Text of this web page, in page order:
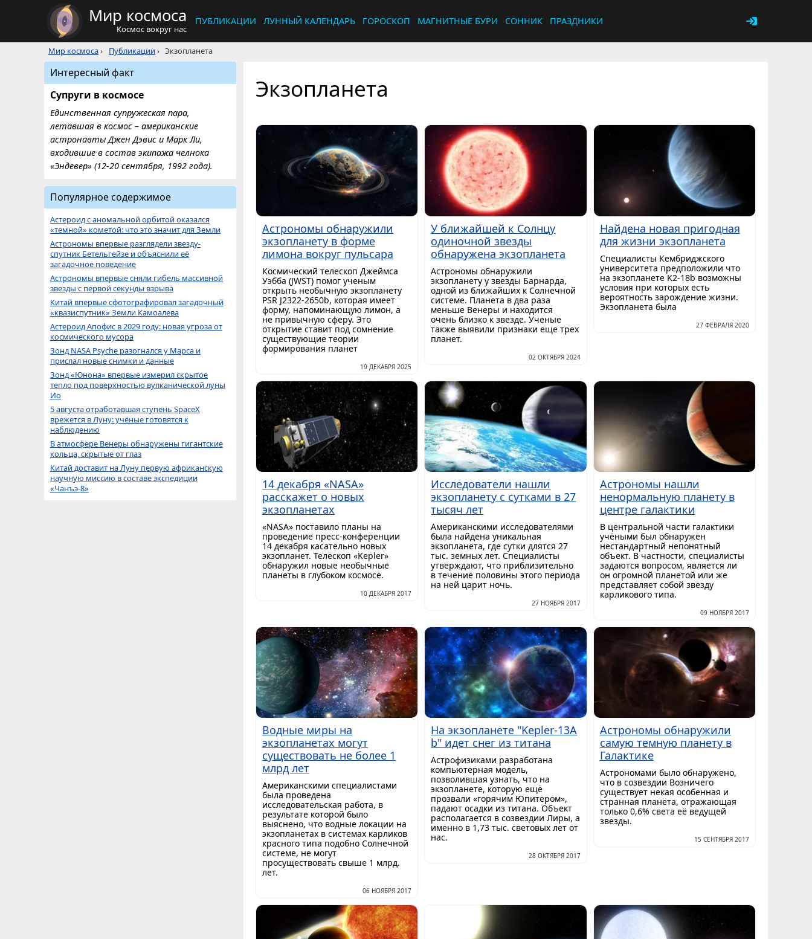
Мир космоса
Космос вокруг нас
ПУБЛИКАЦИИ ЛУННЫЙ КАЛЕНДАРЬ ГОРОСКОП МАГНИТНЫЕ БУРИ СОННИК ПРАЗДНИКИ
Мир космоса› Публикации› Экзопланета
Экзопланета
Астрономы обнаружили
экзопланету в форме
лимона вокруг пульсара
Космический телескоп Джеймса
Уэбба (JWST) помог ученым
открыть необычную экзопланету
PSR J2322-2650b, которая имеет
форму, напоминающую лимон, а
не привычную сферу. Это
открытие ставит под сомнение
существующие теории
формирования планет
19 ДЕКАБРЯ 2025
У ближайшей к Солнцу
одиночной звезды
обнаружена экзопланета
Астрономы обнаружили
экзопланету у звезды Барнарда,
одной из ближайших к Солнечной
системе. Планета в два раза
меньше Венеры и находится
очень близко к звезде. Ученые
также выявили признаки еще трех
планет.
02 ОКТЯБРЯ 2024
Найдена новая пригодная
для жизни экзопланета
Специалисты Кембриджского
университета предположили что
на экзопланете K2-18b возможны
условия при которых есть
вероятность зарождение жизни.
Экзопланета была
27 ФЕВРАЛЯ 2020
14 декабря «NASA»
расскажет о новых
экзопланетах
«NASA» поставило планы на
проведение пресс-конференции
14 декабря касательно новых
экзопланет. Телескоп «Kepler»
обнаружил новые необычные
планеты в глубоком космосе.
10 ДЕКАБРЯ 2017
Исследователи нашли
экзопланету с сутками в 27
тысяч лет
Американскими исследователями
была найдена уникальная
экзопланета, где сутки длятся 27
тыс. земных лет. Специалисты
утверждают, что приблизительно
в течение половины этого периода
на ней царит ночь.
27 НОЯБРЯ 2017
Астрономы нашли
ненормальную планету в
центре галактики
В центральной части галактики
учёными был обнаружен
нестандартный непонятный
объект. В частности, специалисты
задаются вопросом, является ли
он огромной планетой или же
представляет собой звезду
карликового типа.
09 НОЯБРЯ 2017
Водные миры на
экзопланетах могут
существовать не более 1
млрд лет
Американскими специалистами
была проведена
исследовательская работа, в
результате которой было
выяснено, что водные локации на
экзопланетах в системах карликов
красного типа подобно Солнечной
системе, не могут
просуществовать свыше 1 млрд.
лет.
06 НОЯБРЯ 2017
На экзопланете "Kepler-13A
b" идет снег из титана
Астрофизиками разработана
компьютерная модель,
позволившая узнать, что на
экзопланете, которую ещё
прозвали «горячим Юпитером»,
падают осадки из титана. Объект
располагается в созвездии Лиры, а
именно в 1,73 тыс. световых лет от
нас.
28 ОКТЯБРЯ 2017
Астрономы обнаружили
самую темную планету в
Галактике
Астрономами было обнаружено,
что в созвездии Возничего
существует некая особенная и
странная планета, отражающая
только 0,6% света её ведущей
звезды.
15 СЕНТЯБРЯ 2017
Интересный факт
Супруги в космосе
Единственная супружеская пара,
летавшая в космос – американские
астронавты Джен Дэвис и Марк Ли,
входившие в состав экипажа челнока
«Эндевер» (12-20 сентября, 1992 года).
Популярное содержимое
Астероид с аномальной орбитой оказался
«темной» кометой: что это значит для Земли
Астрономы впервые разглядели звезду-
спутник Бетельгейзе и объяснили её
загадочное поведение
Астрономы впервые сняли гибель массивной
звезды с первой секунды взрыва
Китай впервые сфотографировал загадочный
«квазиспутник» Земли Камоалева
Астероид Апофис в 2029 году: новая угроза от
космического мусора
Зонд NASA Psyche разогнался у Марса и
прислал новые снимки и данные
Зонд «Юнона» впервые измерил скрытое
тепло под поверхностью вулканической луны
Ио
5 августа отработавшая ступень SpaceX
врежется в Луну: учёные готовятся к
наблюдению
В атмосфере Венеры обнаружены гигантские
кольца, скрытые от глаз
Китай доставит на Луну первую африканскую
научную миссию в составе экспедиции
«Чанъэ-8»